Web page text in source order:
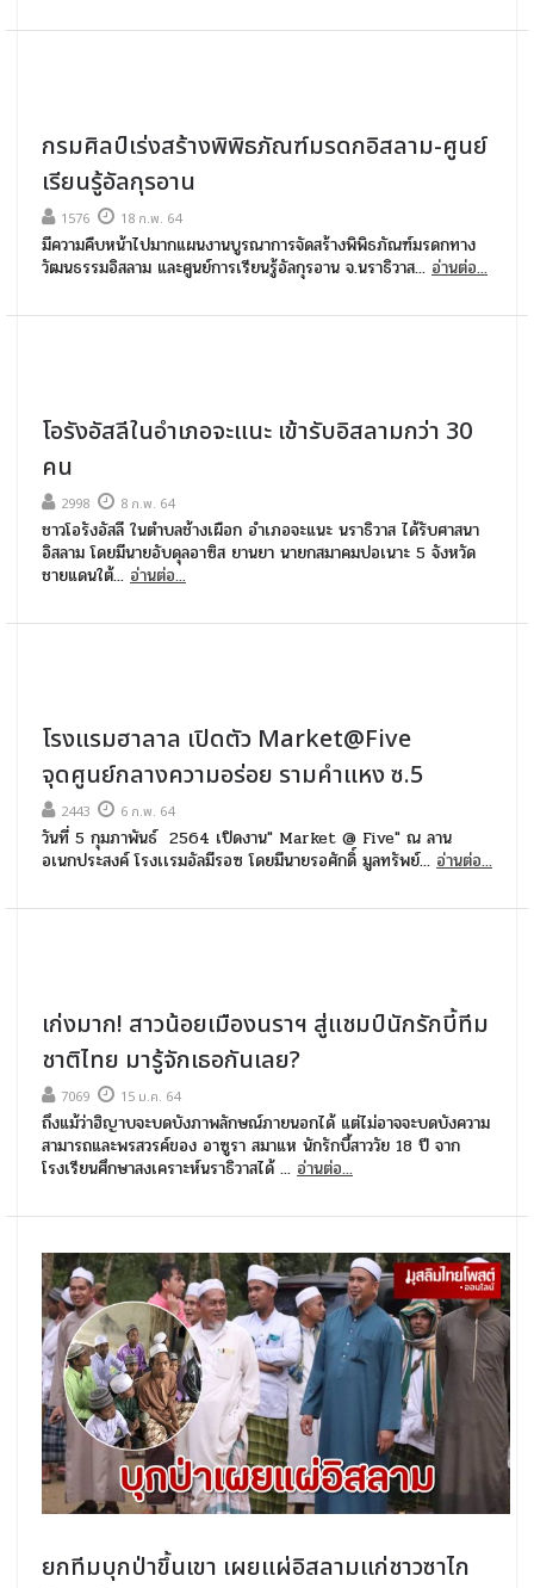
กรมศิลป์เร่งสร้างพิพิธภัณฑ์มรดกอิสลาม-ศูนย์
เรียนรู้อัลกุรอาน
1576 18 ก.พ. 64
มีความคืบหน้าไปมากแผนงานบูรณาการจัดสร้างพิพิธภัณฑ์มรดกทาง
วัฒนธรรมอิสลาม และศูนย์การเรียนรู้อัลกุรอาน จ.นราธิวาส... อ่านต่อ...
โอรังอัสลีในอำเภอจะแนะ เข้ารับอิสลามกว่า 30
คน
2998 8 ก.พ. 64
ชาวโอรังอัสลี ในตำบลช้างเผือก อำเภอจะแนะ นราธิวาส ได้รับศาสนา
อิสลาม โดยมีนายอับดุลอาซิส ยานยา นายกสมาคมปอเนาะ 5 จังหวัด
ชายแดนใต้... อ่านต่อ...
โรงแรมฮาลาล เปิดตัว Market@Five
จุดศูนย์กลางความอร่อย รามคำแหง ซ.5
2443 6 ก.พ. 64
วันที่ 5 กุมภาพันธ์ 2564 เปิดงาน" Market @ Five" ณ ลาน
อเนกประสงค์ โรงเเรมอัลมีรอซ โดยมีนายรอศักดิ์ มูลทรัพย์... อ่านต่อ...
เก่งมาก! สาวน้อยเมืองนราฯ สู่แชมป์นักรักบี้ทีม
ชาติไทย มารู้จักเธอกันเลย?
7069 15 ม.ค. 64
ถึงแม้ว่าฮิญาบจะบดบังภาพลักษณ์ภายนอกได้ แต่ไม่อาจจะบดบังความ
สามารถและพรสวรค์ของ อาซูรา สมาแห นักรักบี้สาววัย 18 ปี จาก
โรงเรียนศึกษาสงเคราะห์นราธิวาสได้ ... อ่านต่อ...
ยกทีมบุกป่าขึ้นเขา เผยแผ่อิสลามแก่ชาวซาไก